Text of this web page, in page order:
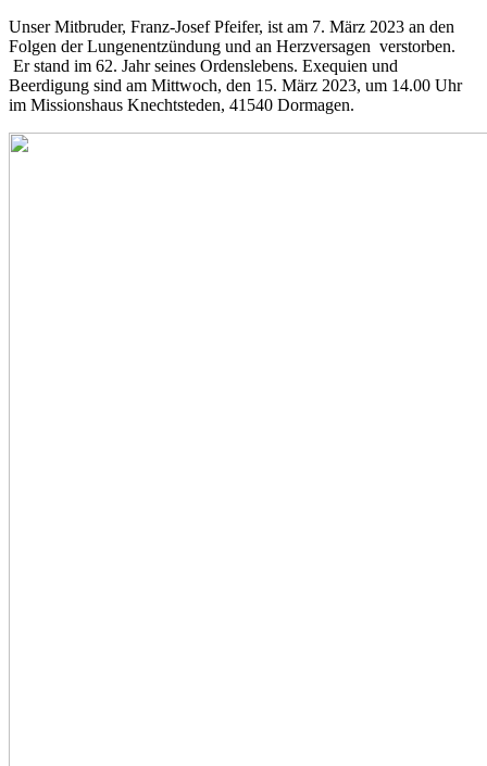
Unser Mitbruder, Franz-Josef Pfeifer, ist am 7. März 2023 an den
Folgen der Lungenentzündung und an Herzversagen verstorben.
Er stand im 62. Jahr seines Ordenslebens. Exequien und
Beerdigung sind am Mittwoch, den 15. März 2023, um 14.00 Uhr
im Missionshaus Knechtsteden, 41540 Dormagen.